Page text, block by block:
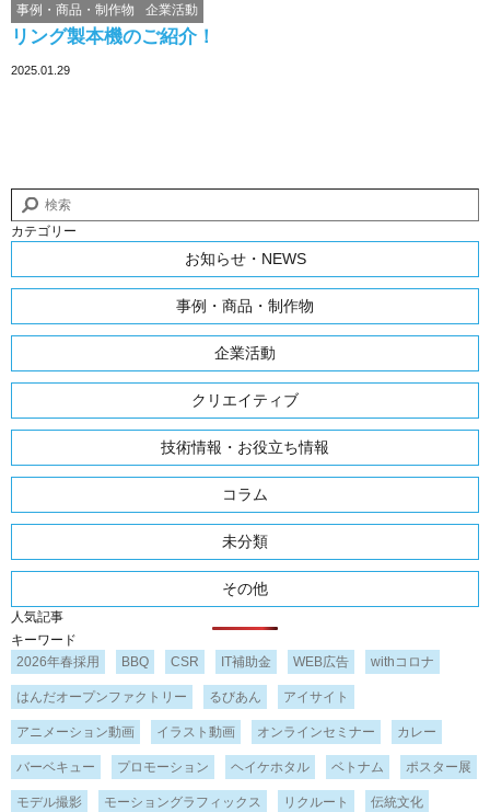
リング製本機のご紹介！
事例・商品・制作物 企業活動
2025.01.29
カテゴリー
お知らせ・NEWS
事例・商品・制作物
企業活動
クリエイティブ
技術情報・お役立ち情報
コラム
未分類
その他
人気記事
キーワード
2026年春採用
BBQ CSR IT補助金 WEB広告 withコロナ
はんだオープンファクトリー るびあん アイサイト
アニメーション動画 イラスト動画 オンラインセミナー カレー
バーベキュー プロモーション ヘイケホタル ベトナム ポスター展
モデル撮影 モーショングラフィックス リクルート 伝統文化